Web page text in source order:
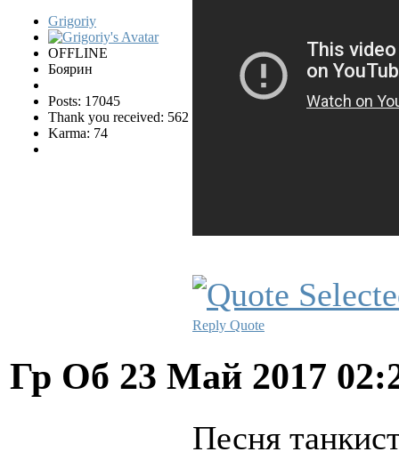
Grigoriy
OFFLINE
Боярин
Posts: 17045
Thank you received: 562
Karma: 74
Reply Quote
Гр Об 23 Май 2017
Песня